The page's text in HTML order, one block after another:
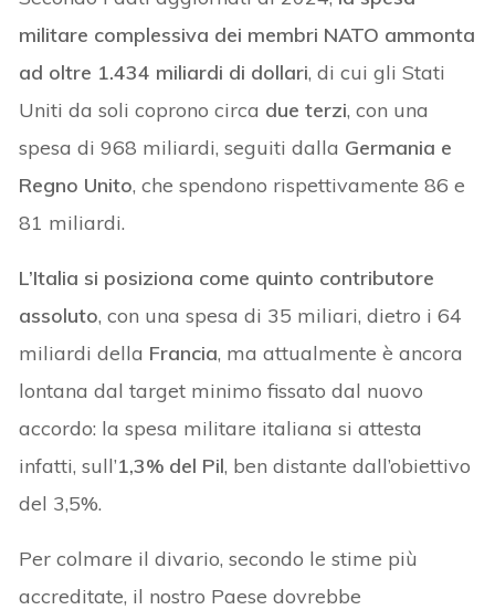
militare complessiva dei membri NATO ammonta
ad oltre 1.434 miliardi di dollari, di cui gli Stati
Uniti da soli coprono circa due terzi, con una
spesa di 968 miliardi, seguiti dalla Germania e
Regno Unito, che spendono rispettivamente 86 e
81 miliardi.
L’Italia si posiziona come quinto contributore
assoluto, con una spesa di 35 miliari, dietro i 64
miliardi della Francia, ma attualmente è ancora
lontana dal target minimo fissato dal nuovo
accordo: la spesa militare italiana si attesta
infatti, sull’1,3% del Pil, ben distante dall’obiettivo
del 3,5%.
Per colmare il divario, secondo le stime più
accreditate, il nostro Paese dovrebbe